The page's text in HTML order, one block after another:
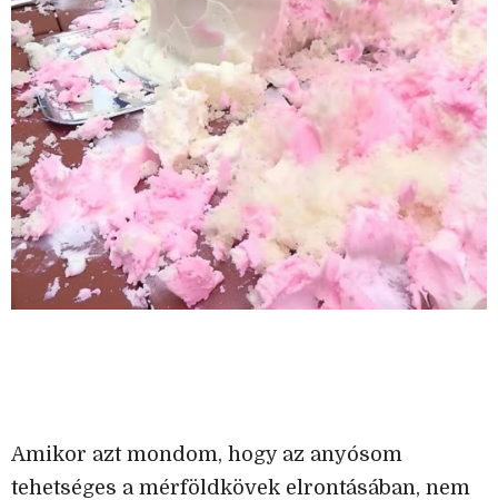
Amikor azt mondom, hogy az anyósom
tehetséges a mérföldkövek elrontásában, nem